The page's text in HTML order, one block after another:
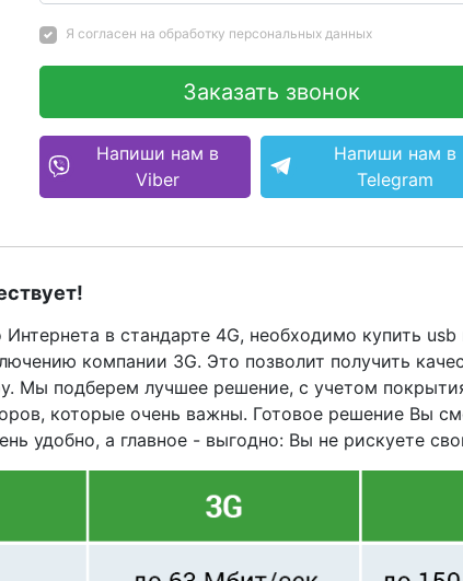
Я согласен на обработку персональных данных
Заказать звонок
Напиши нам в
Viber
Напиши нам в
Telegram
в стандарте 4G, необходимо купить
компании 3G. Это позволит получить
Мы подберем лучшее решение, с учетом
которые очень важны. Готовое решение Вы
удобно, а главное - выгодно: Вы не рискуете